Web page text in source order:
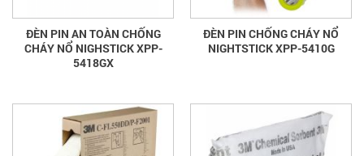
ĐÈN PIN AN TOÀN CHỐNG
CHÁY NỔ NIGHSTICK XPP-
5418GX
ĐÈN PIN CHỐNG CHÁY NỔ
NIGHTSTICK XPP-5410G